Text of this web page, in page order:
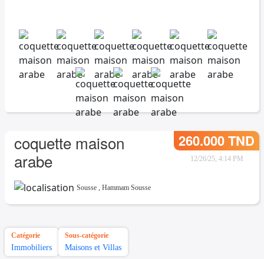
coquette maison
arabe
260.000 TND
12/26/25, 4:14 PM
Sousse , Hammam Sousse
Catégorie
Immobiliers
Sous-catégorie
Maisons et Villas